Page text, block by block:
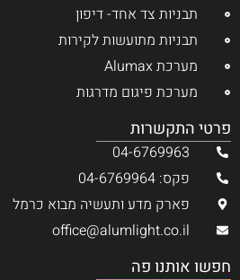
תבניות צד אחד- דיפון
תבניות מתועשות לקירות
מערכת Alumax
מערכת פיגום מדרגות
פרטי התקשרות
04-6769963
פקס: 04-6769964
פארק מדע ותעשיה מבוא כרמל
office@alumlight.co.il
חפשו אותנו פה